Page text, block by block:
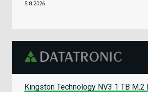
5.8.2026
Kingston Technology NV3 1 TB M.2